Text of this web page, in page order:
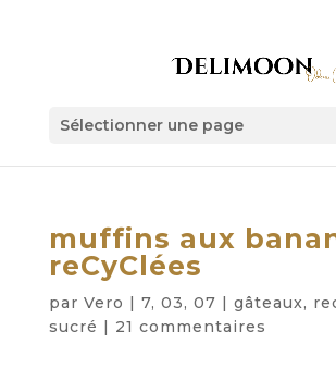
Sélectionner une page
muffins aux
reCyClées
par Vero | 7, 03, 07 | gâteaux,
sucré | 21 commentaires